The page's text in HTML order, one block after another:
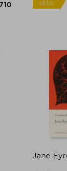
Jane